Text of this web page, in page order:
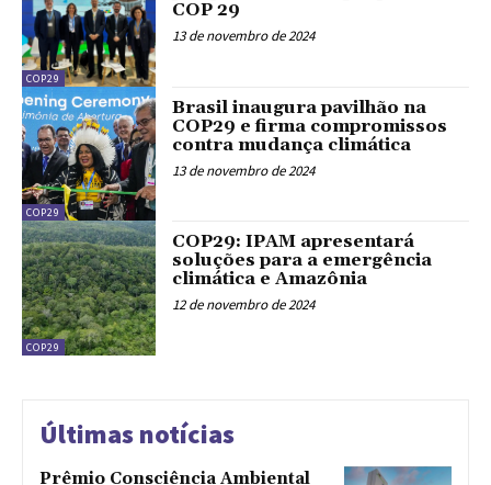
COP29
COP 29
13 de novembro de 2024
COP29
Brasil inaugura pavilhão na
COP29 e firma compromissos
contra mudança climática
13 de novembro de 2024
COP29
COP29: IPAM apresentará
soluções para a emergência
climática e Amazônia
12 de novembro de 2024
Últimas notícias
Prêmio Consciência Ambiental